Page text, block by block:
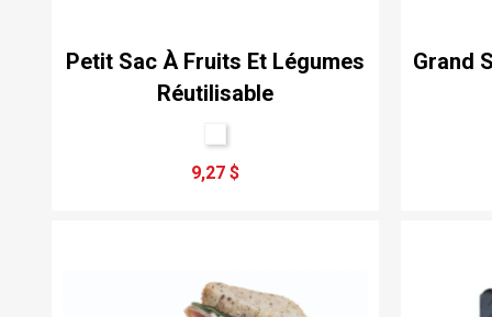
Petit Sac À Fruits Et Légumes
Réutilisable
9,27 $
Grand